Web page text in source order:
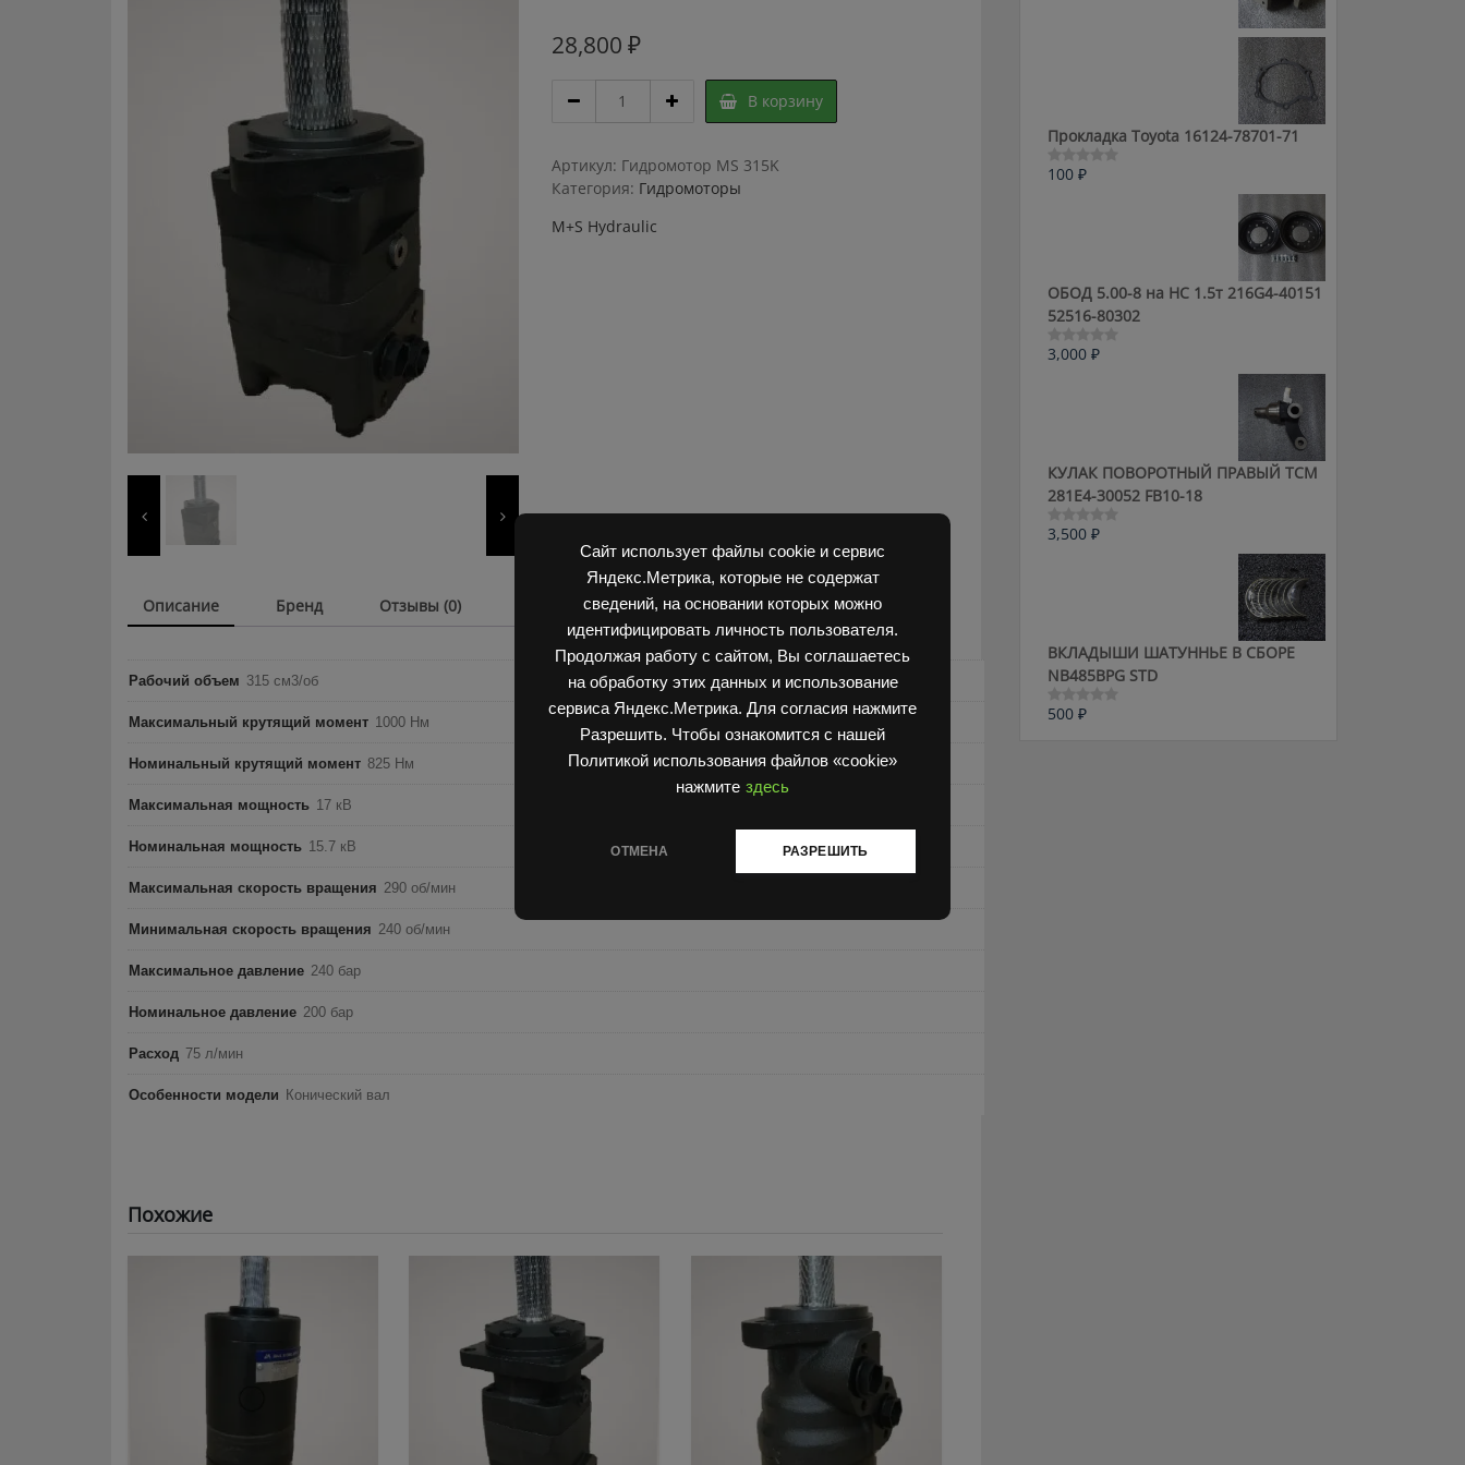
Сайт использует файлы cookie и сервис
Яндекс.Метрика, которые не содержат
сведений, на основании которых можно
идентифицировать личность пользователя.
Продолжая работу с сайтом, Вы соглашаетесь
на обработку этих данных и использование
сервиса Яндекс.Метрика. Для согласия нажмите
Разрешить. Чтобы ознакомится с нашей
Политикой использования файлов «cookie»
нажмите здесь
ОТМЕНА РАЗРЕШИТЬ
28,800 ₽
M+S
MS
315K
quantity
В корзину
Артикул: Гидромотор MS 315K
Категория: Гидромоторы
M+S Hydraulic
Описание Бренд Отзывы (0)
Рабочий объем 315 см3/об
Максимальный крутящий момент 1000 Нм
Номинальный крутящий момент 825 Нм
Максимальная мощность 17 кВ
Номинальная мощность 15.7 кВ
Максимальная скорость вращения 290 об/мин
Минимальная скорость вращения 240 об/мин
Максимальное давление 240 бар
Номинальное давление 200 бар
Расход 75 л/мин
Особенности модели Конический вал
Похожие
Прокладка Toyota 16124-78701-71
Оценка
100 ₽
ОБОД 5.00-8 на HC 1.5т 216G4-40151
52516-80302
Оценка
3,000 ₽
КУЛАК ПОВОРОТНЫЙ ПРАВЫЙ ТСМ
281E4-30052 FB10-18
Оценка
3,500 ₽
ВКЛАДЫШИ ШАТУННЬЕ В СБОРЕ
NB485BPG STD
Оценка
500 ₽